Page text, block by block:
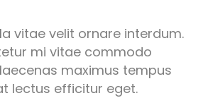
vitae velit ornare interdum.
mi vitae commodo
maximus tempus
lectus efficitur eget.